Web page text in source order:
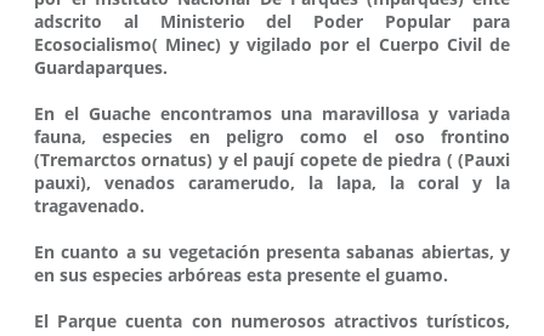
adscrito al Ministerio del Poder Popular para
Ecosocialismo( Minec) y vigilado por el Cuerpo Civil de
Guardaparques.
En el Guache encontramos una maravillosa y variada
fauna, especies en peligro como el oso frontino
(Tremarctos ornatus) y el paují copete de piedra ( (Pauxi
pauxi), venados caramerudo, la lapa, la coral y la
tragavenado.
En cuanto a su vegetación presenta sabanas abiertas, y
en sus especies arbóreas esta presente el guamo.
El Parque cuenta con numerosos atractivos turísticos,